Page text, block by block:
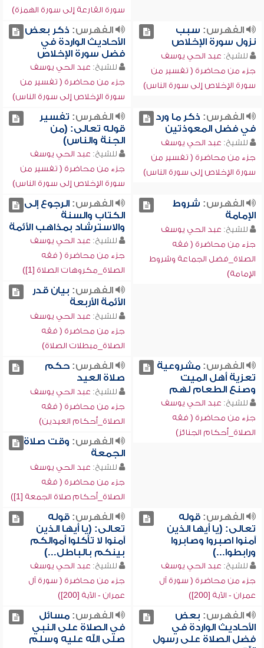
سورة القارعة إلى سورة الهمزة)
الفهرس: سبب
نزول سورة الإخلاص
للشيخ: عبد الحي يوسف
جزء من محاضرة ( تفسير من
سورة الإخلاص إلى سورة الناس)
الفهرس: ذكر بعض
الأحاديث الواردة في
فضل سورة الإخلاص
للشيخ: عبد الحي يوسف
جزء من محاضرة ( تفسير من
سورة الإخلاص إلى سورة الناس)
الفهرس: ذكر ما ورد
في فضل المعوذتين
للشيخ: عبد الحي يوسف
جزء من محاضرة ( تفسير من
سورة الإخلاص إلى سورة الناس)
الفهرس: تفسير
قوله تعالى: (من
الجنة والناس)
للشيخ: عبد الحي يوسف
جزء من محاضرة ( تفسير من
سورة الإخلاص إلى سورة الناس)
الفهرس: شروط
الإمامة
للشيخ: عبد الحي يوسف
جزء من محاضرة ( فقه
الصلاة_فضل الجماعة وشروط
الإمامة)
الفهرس:الرجوع إلى
الكتاب والسنة
والاسترشاد بمذاهب الأئمة
للشيخ: عبد الحي يوسف
جزء من محاضرة ( فقه
الصلاة_مكروهات الصلاة [1])
الفهرس: بيان قدر
الأئمة الأربعة
للشيخ: عبد الحي يوسف
جزء من محاضرة ( فقه
الصلاة_مبطلات الصلاة)
الفهرس:مشروعية
تعزية أهل الميت
وصنع الطعام لهم
للشيخ: عبد الحي يوسف
جزء من محاضرة ( فقه
الصلاة_أحكام الجنائز)
الفهرس:حكم
صلاة العيد
للشيخ: عبد الحي يوسف
جزء من محاضرة ( فقه
الصلاة_أحكام العيدين)
الفهرس: وقت صلاة
الجمعة
للشيخ: عبد الحي يوسف
جزء من محاضرة ( فقه
الصلاة_أحكام صلاة الجمعة [1])
الفهرس:قوله
تعالى: (يا أيها الذين
آمنوا اصبروا وصابروا
ورابطوا...)
للشيخ: عبد الحي يوسف
جزء من محاضرة ( سورة آل
عمران - الآية [200])
الفهرس:قوله
تعالى: (يا أيها الذين
آمنوا لا تأكلوا أموالكم
بينكم بالباطل...)
للشيخ: عبد الحي يوسف
جزء من محاضرة ( سورة آل
عمران - الآية [200])
الفهرس: بعض
الأحاديث الواردة في
فضل الصلاة على رسول
الفهرس:مسائل
في الصلاة على النبي
صلى الله عليه وسلم